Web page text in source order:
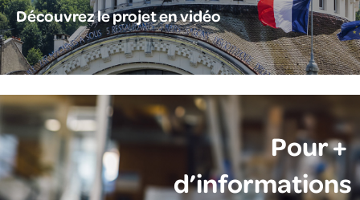
Découvrez le projet en vidéo
Pour +
d’informations